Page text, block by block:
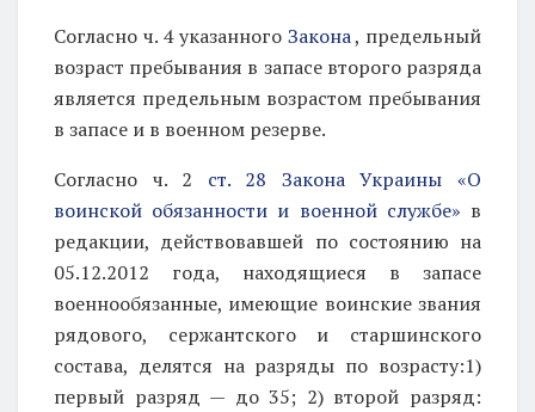
Согласно ч. 4 указанного Закона, предельный
возраст пребывания в запасе второго разряда
является предельным возрастом пребывания
в запасе и в военном резерве.
Согласно ч. 2 ст. 28 Закона Украины «О
воинской обязанности и военной службе» в
редакции, действовавшей по состоянию на
05.12.2012 года, находящиеся в запасе
военнообязанные, имеющие воинские звания
рядового, сержантского и старшинского
состава, делятся на разряды по возрасту:1)
первый разряд — до 35; 2) второй разряд: